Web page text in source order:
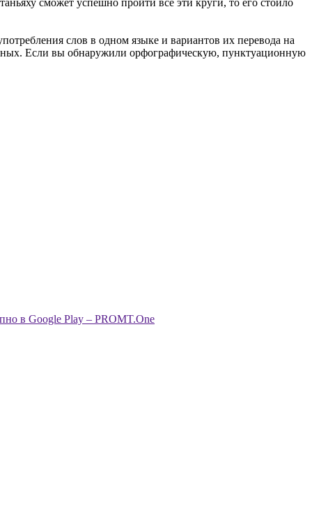
сможет успешно пройти все эти круги, то его стоило
слов в одном языке и вариантов их перевода на
Если вы обнаружили орфографическую, пунктуационную